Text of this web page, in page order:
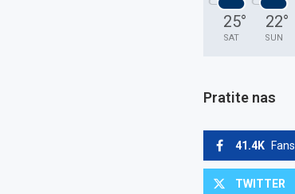
25°
SAT
22°
SUN
Pratite nas
41.4K Fans
TWITTER